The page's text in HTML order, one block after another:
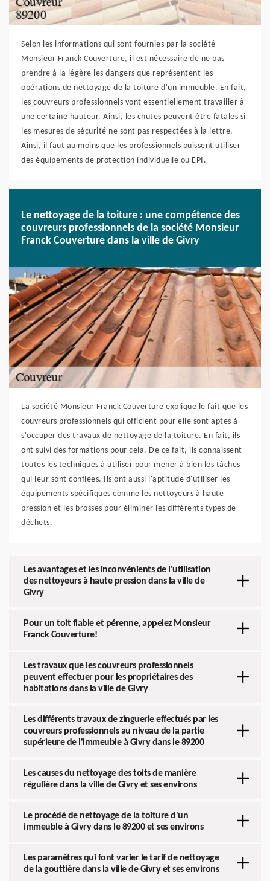
Selon les informations qui sont fournies par la société
Monsieur Franck Couverture, il est nécessaire de ne pas
prendre à la légère les dangers que représentent les
opérations de nettoyage de la toiture d'un immeuble. En fait,
les couvreurs professionnels vont essentiellement travailler à
une certaine hauteur. Ainsi, les chutes peuvent être fatales si
les mesures de sécurité ne sont pas respectées à la lettre.
Ainsi, il faut au moins que les professionnels puissent utiliser
des équipements de protection individuelle ou EPI.
Le nettoyage de la toiture : une compétence des
couvreurs professionnels de la société Monsieur
Franck Couverture dans la ville de Givry
La société Monsieur Franck Couverture explique le fait que les
couvreurs professionnels qui officient pour elle sont aptes à
s'occuper des travaux de nettoyage de la toiture. En fait, ils
ont suivi des formations pour cela. De ce fait, ils connaissent
toutes les techniques à utiliser pour mener à bien les tâches
qui leur sont confiées. Ils ont aussi l'aptitude d'utiliser les
équipements spécifiques comme les nettoyeurs à haute
pression et les brosses pour éliminer les différents types de
déchets.
Les avantages et les inconvénients de l'utilisation
des nettoyeurs à haute pression dans la ville de
Givry
Pour un toit fiable et pérenne, appelez Monsieur
Franck Couverture!
Les travaux que les couvreurs professionnels
peuvent effectuer pour les propriétaires des
habitations dans la ville de Givry
Les différents travaux de zinguerie effectués par les
couvreurs professionnels au niveau de la partie
supérieure de l'immeuble à Givry dans le 89200
Les causes du nettoyage des toits de manière
régulière dans la ville de Givry et ses environs
Le procédé de nettoyage de la toiture d'un
immeuble à Givry dans le 89200 et ses environs
Les paramètres qui font varier le tarif de nettoyage
de la gouttière dans la ville de Givry et ses environs